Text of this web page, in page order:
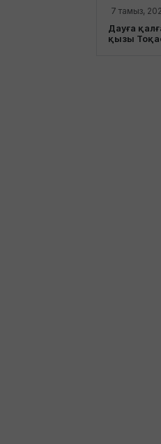
7 тамыз,
Дауға
қызы